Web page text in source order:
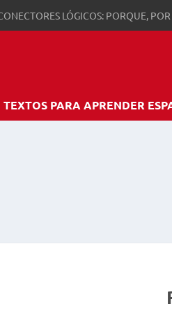
LÓGICOS: PORQUE,
TEXTOS PARA APRENDER